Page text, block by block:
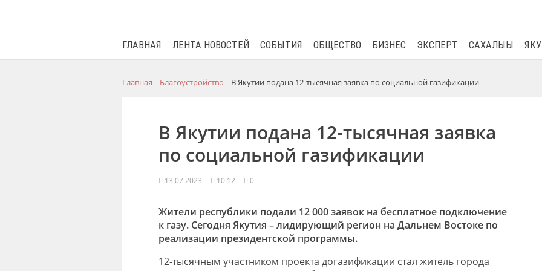
ГЛАВНАЯ ЛЕНТА НОВОСТЕЙ СОБЫТИЯ ОБЩЕСТВО БИЗНЕС ЭКСПЕРТ САХАЛЫЫ
Главная Благоустройство В Якутии подана 12-тысячная заявка по социальной газификации
В Якутии подана 12-тысячная заявка
по социальной газификации
13.07.2023 10:12 0
Жители республики подали 12 000 заявок на бесплатное подключение
к газу. Сегодня Якутия – лидирующий регион на Дальнем Востоке по
реализации президентской программы.
12-тысячным участником проекта догазификации стал житель города